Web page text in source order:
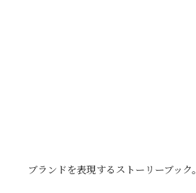
ブランドを表現するストーリーブック。